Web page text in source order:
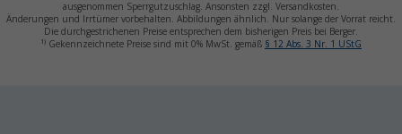
ausgenommen Sperrgutzuschlag. Ansonsten zzgl. Versandkosten.
Änderungen und Irrtümer vorbehalten. Abbildungen ähnlich. Nur solange der Vorrat reicht.
Die durchgestrichenen Preise entsprechen dem bisherigen Preis bei Berger.
1) Gekennzeichnete Preise sind mit 0% MwSt. gemäß § 12 Abs. 3 Nr. 1 UStG